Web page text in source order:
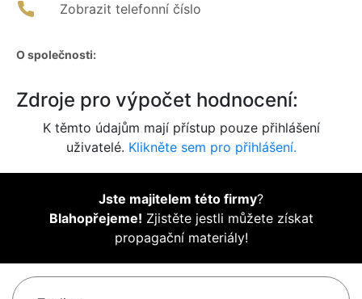
Zobrazit telefonní číslo
O společnosti:
Zdroje pro výpočet hodnocení:
K těmto údajům mají přístup pouze přihlášení
uživatelé. Klikněte sem pro přihlášení.
Jste majitelem této firmy?
Blahopřejeme! Zjistěte jestli můžete získat
propagační materiály!